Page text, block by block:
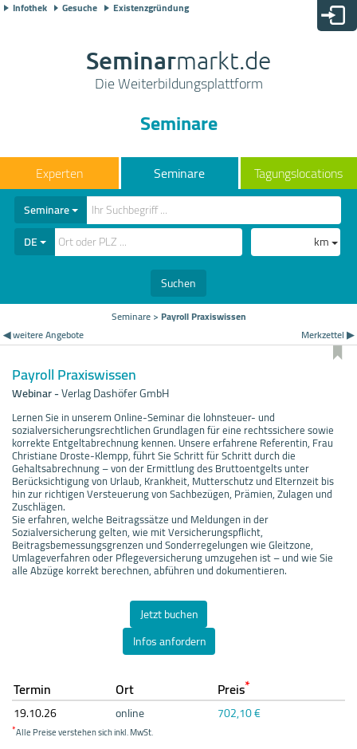
Infothek Gesuche Existenzgründung
Seminarmarkt.de
Die Weiterbildungsplattform
Seminare
Seminare Tagungslocations
Seminare
DE
km
Suchen
Seminare> Payroll Praxiswissen
◀ weitere Angebote
Merkzettel ▶
Payroll Praxiswissen
Webinar-Verlag Dashöfer GmbH
Lernen Sie in unserem Online-Seminar die lohnsteuer- und
sozialversicherungsrechtlichen Grundlagen für eine rechtssichere sowie
korrekte Entgeltabrechnung kennen. Unsere erfahrene Referentin, Frau
Christiane Droste-Klempp, führt Sie Schritt für Schritt durch die
Gehaltsabrechnung – von der Ermittlung des Bruttoentgelts unter
Berücksichtigung von Urlaub, Krankheit, Mutterschutz und Elternzeit bis
hin zur richtigen Versteuerung von Sachbezügen, Prämien, Zulagen und
Zuschlägen.
Sie erfahren, welche Beitragssätze und Meldungen in der
Sozialversicherung gelten, wie mit Versicherungspflicht,
Beitragsbemessungsgrenzen und Sonderregelungen wie Gleitzone,
Umlageverfahren oder Pflegeversicherung umzugehen ist – und wie Sie
alle Abzüge korrekt berechnen, abführen und dokumentieren.
Jetzt buchen
Infos anfordern
Termin Ort Preis*
19.10.26 online 702,10 €
*Alle Preise verstehen sich inkl. MwSt.